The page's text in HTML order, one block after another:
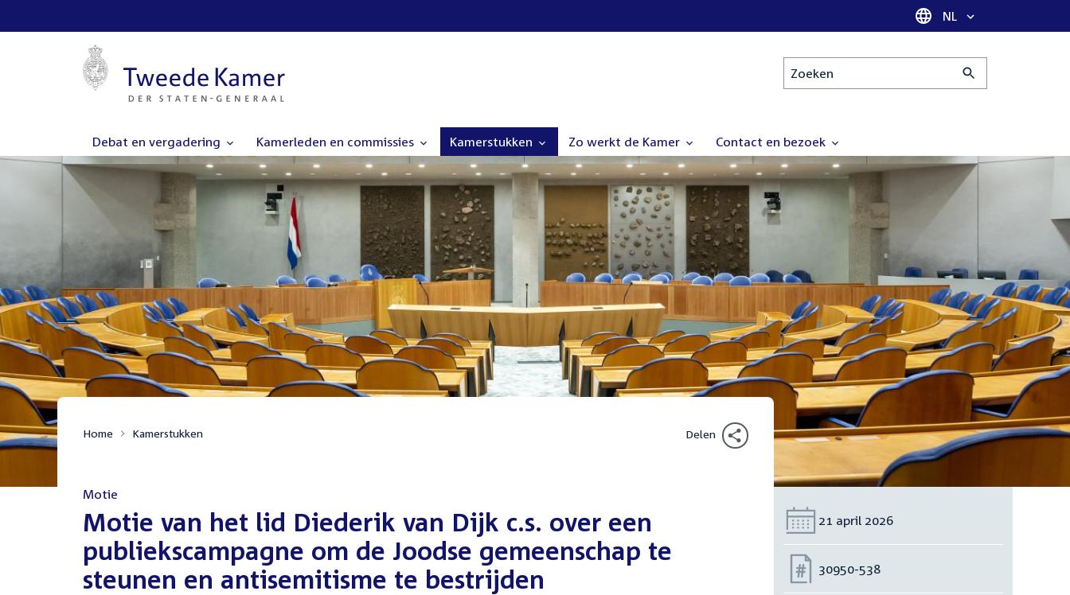
Taal selectie
NL
Zoeken
Debat en vergadering Kamerleden en commissies Kamerstukken Zo werkt de Kamer Contact en bezoek
Home Kamerstukken Delen
Motie
:Motie van het lid Diederik van Dijk c.s. over een
publiekscampagne om de Joodse gemeenschap te
steunen en antisemitisme te bestrijden
Datum:
21 april 2026
Nummer:
30950-538